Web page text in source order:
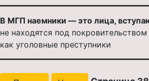
В МГП наемники — это лица,
не находятся под
как уголовные преступники